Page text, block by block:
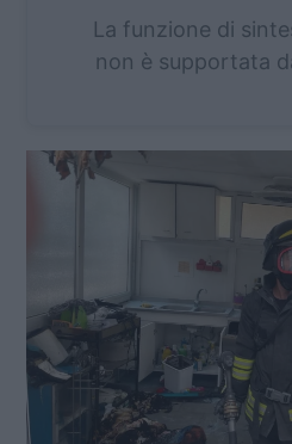
La funzione di
non è supportata